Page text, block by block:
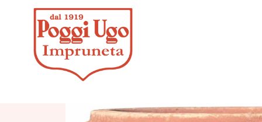
HOME/CLASSICI VASI,